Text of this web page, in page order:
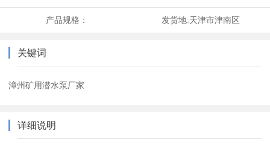
产品规格： 发货地:天津市津南区
关键词
漳州矿用潜水泵厂家
详细说明